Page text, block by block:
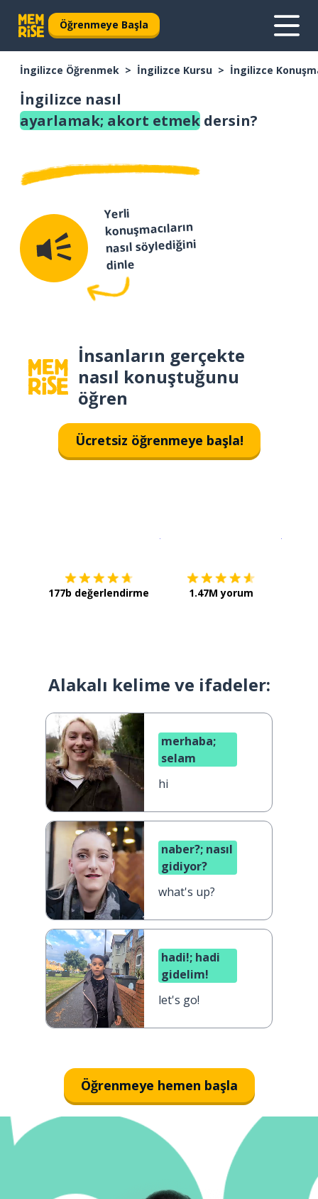
Öğrenmeye Başla
İngilizce Öğrenmek İngilizce Kursu İngilizce
İngilizce nasıl
ayarlamak; akort etmek dersin?
Yerli
konuşmacıların
nasıl söylediğini
dinle
İnsanların gerçekte
nasıl konuştuğunu
öğren
Ücretsiz öğrenmeye başla!
177b değerlendirme 1.47M yorum
Alakalı kelime ve ifadeler:
merhaba;
selam
hi
naber?; nasıl
gidiyor?
what's up?
hadi!; hadi
gidelim!
let's go!
Öğrenmeye hemen başla